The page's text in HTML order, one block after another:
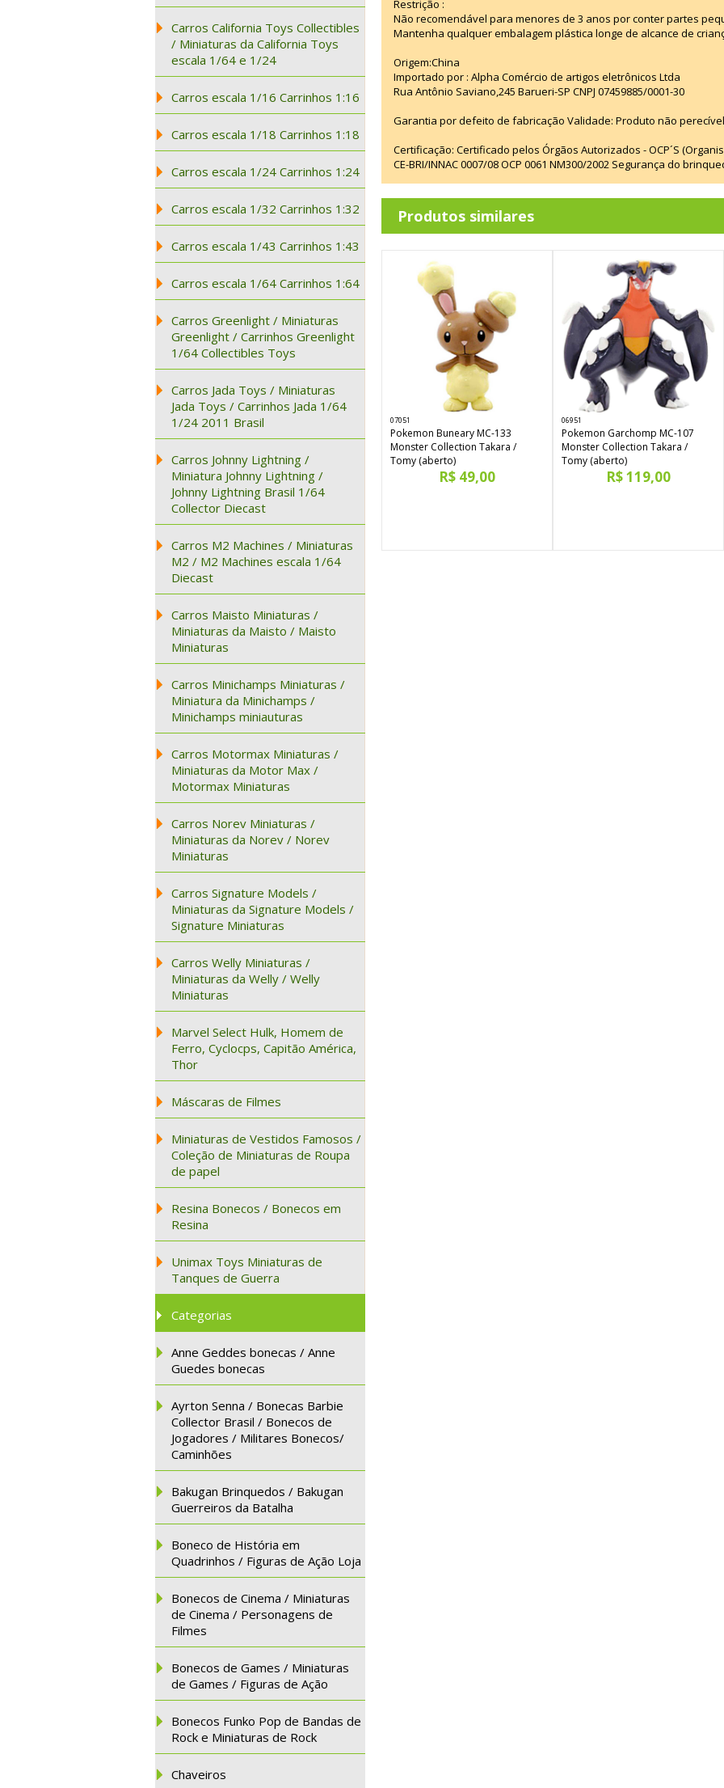
Carros California Toys Collectibles
/ Miniaturas da California Toys
escala 1/64 e 1/24
Carros escala 1/16 Carrinhos 1:16
Carros escala 1/18 Carrinhos 1:18
Carros escala 1/24 Carrinhos 1:24
Carros escala 1/32 Carrinhos 1:32
Carros escala 1/43 Carrinhos 1:43
Carros escala 1/64 Carrinhos 1:64
Carros Greenlight / Miniaturas
Greenlight / Carrinhos Greenlight
1/64 Collectibles Toys
Carros Jada Toys / Miniaturas
Jada Toys / Carrinhos Jada 1/64
1/24 2011 Brasil
Carros Johnny Lightning /
Miniatura Johnny Lightning /
Johnny Lightning Brasil 1/64
Collector Diecast
Carros M2 Machines / Miniaturas
M2 / M2 Machines escala 1/64
Diecast
Carros Maisto Miniaturas /
Miniaturas da Maisto / Maisto
Miniaturas
Carros Minichamps Miniaturas /
Miniatura da Minichamps /
Minichamps miniauturas
Carros Motormax Miniaturas /
Miniaturas da Motor Max /
Motormax Miniaturas
Carros Norev Miniaturas /
Miniaturas da Norev / Norev
Miniaturas
Carros Signature Models /
Miniaturas da Signature Models /
Signature Miniaturas
Carros Welly Miniaturas /
Miniaturas da Welly / Welly
Miniaturas
Marvel Select Hulk, Homem de
Ferro, Cyclocps, Capitão América,
Thor
Máscaras de Filmes
Miniaturas de Vestidos Famosos /
Coleção de Miniaturas de Roupa
de papel
Resina Bonecos / Bonecos em
Resina
Unimax Toys Miniaturas de
Tanques de Guerra
Categorias
Anne Geddes bonecas / Anne
Guedes bonecas
Ayrton Senna / Bonecas Barbie
Collector Brasil / Bonecos de
Jogadores / Militares Bonecos/
Caminhões
Bakugan Brinquedos / Bakugan
Guerreiros da Batalha
Boneco de História em
Quadrinhos / Figuras de Ação Loja
Bonecos de Cinema / Miniaturas
de Cinema / Personagens de
Filmes
Bonecos de Games / Miniaturas
de Games / Figuras de Ação
Bonecos Funko Pop de Bandas de
Rock e Miniaturas de Rock
Chaveiros
Restrição :
Não recomendável para menores de 3 anos por conter partes
Mantenha qualquer embalagem plástica longe de alcance de
Origem:China
Importado por : Alpha Comércio de artigos eletrônicos Ltda
Rua Antônio Saviano,245 Barueri-SP CNPJ 07459885/0001-30
Garantia por defeito de fabricação Validade: Produto não
Certificação: Certificado pelos Órgãos Autorizados - OCP´S
CE-BRI/INNAC 0007/08 OCP 0061 NM300/2002 Segurança do
Produtos similares
07051
Pokemon Buneary MC-133
Monster Collection Takara /
Tomy (aberto)
R$ 49,00
06951
Pokemon Garchomp MC-107
Monster Collection Takara /
Tomy (aberto)
R$ 119,00